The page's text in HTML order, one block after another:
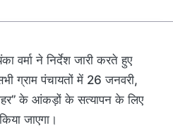
वर्मा ने निर्देश जारी करते हुए
ग्राम पंचायतों में 26 जनवरी,
के आंकड़ों के सत्यापन के लिए
जाएगा।